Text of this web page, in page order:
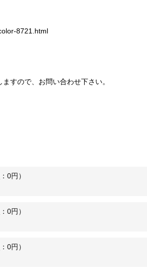
8721.html
すので、お問い合わせ下さい。
： 0円）
： 0円）
： 0円）